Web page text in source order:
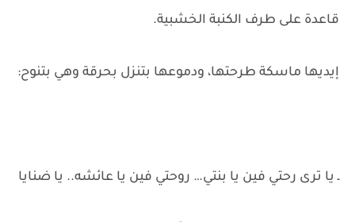
قاعدة على طرف الكنبة الخشبية.
إيديها ماسكة طرحتها، ودموعها بتنزل بحرقة وهي بتنوح:
ـ يا ترى رحتي فين يا بنتي… روحتي فين يا عائشه.. يا ضنايا